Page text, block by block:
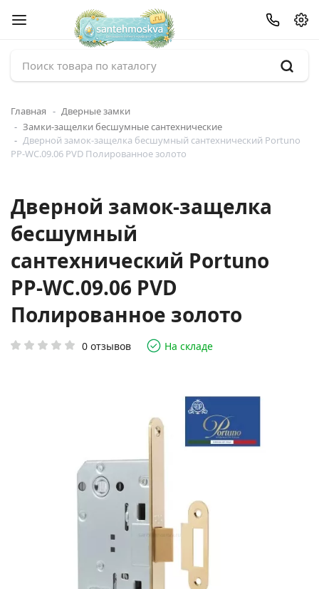
Главная
Дверные замки
Замки-защелки бесшумные сантехнические
Дверной замок-защелка бесшумный сантехнический Portuno
PP-WC.09.06 PVD Полированное золото
Дверной замок-защелка
бесшумный
сантехнический Portuno
PP-WC.09.06 PVD
Полированное золото
0 отзывов На складе